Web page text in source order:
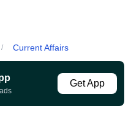
/ Current Affairs
Get App